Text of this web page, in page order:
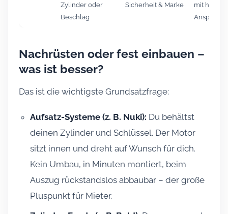
Zylinder oder
Beschlag
Sicherheit & Marke
mit
Anspruch
Nachrüsten oder fest einbauen –
was ist besser?
Das ist die wichtigste Grundsatzfrage:
Aufsatz-Systeme (z. B. Nuki): Du behältst
deinen Zylinder und Schlüssel. Der Motor
sitzt innen und dreht auf Wunsch für dich.
Kein Umbau, in Minuten montiert, beim
Auszug rückstandslos abbaubar – der große
Pluspunkt für Mieter.